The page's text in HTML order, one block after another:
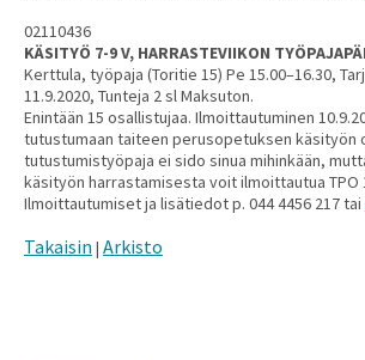
02110436
KÄSITYÖ 7-9 V, HARRASTEVIIKON
Kerttula, työpaja (Toritie 15) Pe 15.00–16.30,
11.9.2020, Tunteja 2 sl Maksuton.
Enintään 15 osallistujaa. Ilmoittautuminen
tutustumaan taiteen perusopetuksen käsityön
tutustumistyöpaja ei sido sinua mihinkään,
käsityön harrastamisesta voit ilmoittautua TPO
Ilmoittautumiset ja lisätiedot p. 044 4456 217 tai
Takaisin | Arkisto